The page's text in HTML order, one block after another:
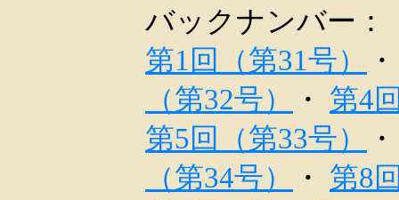
バックナンバー：
第1回（第31号）
（第32号）
・ 第4
第5回（第33号）
（第34号）
・ 第8